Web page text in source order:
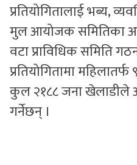
प्रतियोगितालाई भब्य,
मुल आयोजक समितिका
वटा प्राविधिक समिति
प्रतियोगितामा
कुल २१८८ जना खेलाडीले
गर्नेछन् ।